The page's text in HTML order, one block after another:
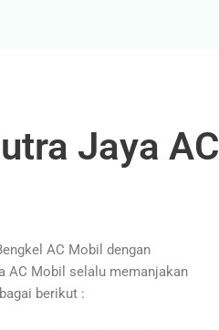
Jaya AC
AC Mobil dengan
AC Mobil selalu memanjakan
berikut :